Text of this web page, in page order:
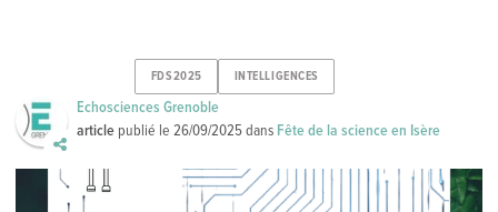
FDS2025 INTELLIGENCES
Echosciences Grenoble
article publié le26/09/2025dans Fête de la science en Isère